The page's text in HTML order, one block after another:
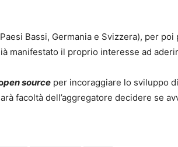
Bassi, Germania e Svizzera), per
manifestato il proprio interesse ad
pen source per incoraggiare lo sviluppo
facoltà dell’aggregatore decidere se